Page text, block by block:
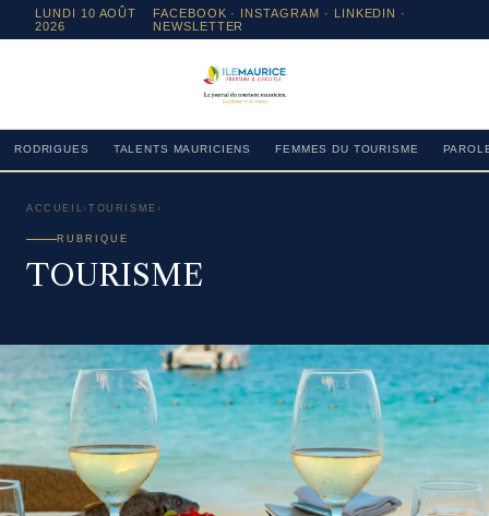
LUNDI 10 AOÛT
2026
FACEBOOK · INSTAGRAM · LINKEDIN ·
NEWSLETTER
RODRIGUES TALENTS MAURICIENS FEMMES DU TOURISME
ACCUEIL › TOURISME ›
RUBRIQUE
TOURISME